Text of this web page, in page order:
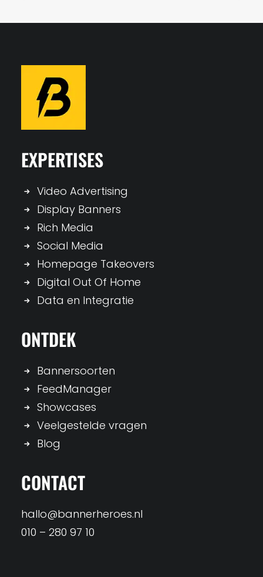
EXPERTISES
Video Advertising
Display Banners
Rich Media
Social Media
Homepage Takeovers
Digital Out Of Home
Data en Integratie
ONTDEK
Bannersoorten
FeedManager
Showcases
Veelgestelde vragen
Blog
CONTACT
hallo@bannerheroes.nl
010 – 280 97 10